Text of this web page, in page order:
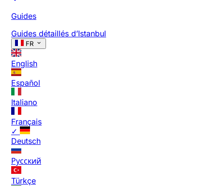
Guides
Guides détaillés d’Istanbul
FR
English
Español
Italiano
Français
✓
Deutsch
Русский
Türkçe